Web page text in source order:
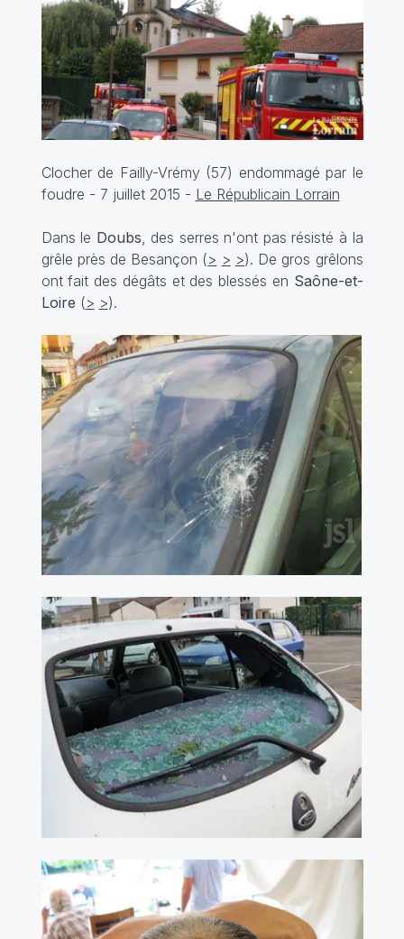
Clocher de Failly-Vrémy (57) endommagé par le
foudre - 7 juillet 2015 - Le Républicain Lorrain
Dans le Doubs, des serres n'ont pas résisté à la
grêle près de Besançon (> > >). De gros grêlons
ont fait des dégâts et des blessés en Saône-et-
Loire (> >).